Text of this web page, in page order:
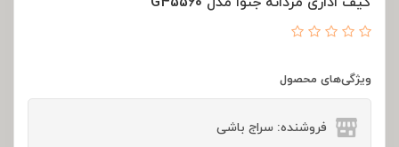
ویژگی‌های محصول
فروشنده: سراج باشی